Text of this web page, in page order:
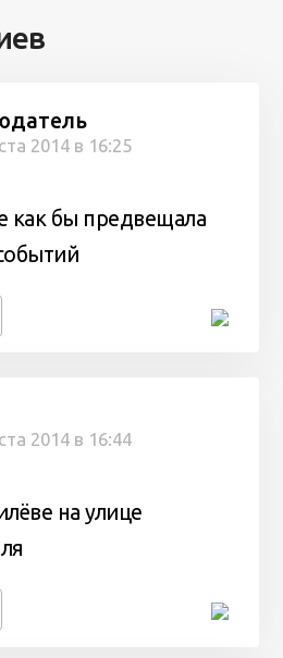
2014 в 16:25
как бы предвещала
2014 в 16:44
на улице